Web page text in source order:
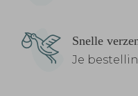
Snelle
Je